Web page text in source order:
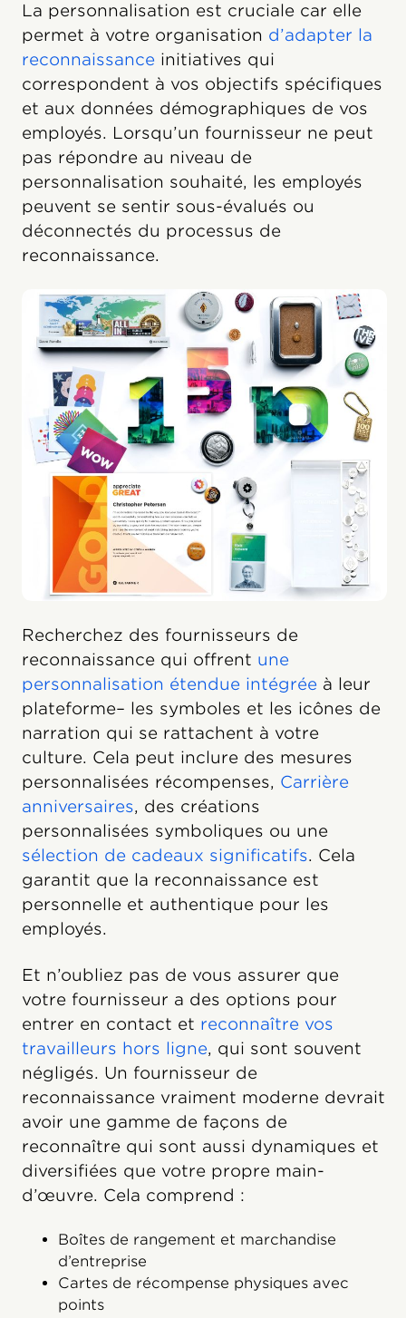
La personnalisation est cruciale car elle
permet à votre organisation d’adapter la
reconnaissance initiatives qui
correspondent à vos objectifs spécifiques
et aux données démographiques de vos
employés. Lorsqu’un fournisseur ne peut
pas répondre au niveau de
personnalisation souhaité, les employés
peuvent se sentir sous-évalués ou
déconnectés du processus de
reconnaissance.
Recherchez des fournisseurs de
reconnaissance qui offrent une
personnalisation étendue intégrée à leur
plateforme– les symboles et les icônes de
narration qui se rattachent à votre
culture. Cela peut inclure des mesures
personnalisées récompenses, Carrière
anniversaires, des créations
personnalisées symboliques ou une
sélection de cadeaux significatifs. Cela
garantit que la reconnaissance est
personnelle et authentique pour les
employés.
Et n’oubliez pas de vous assurer que
votre fournisseur a des options pour
entrer en contact et reconnaître vos
travailleurs hors ligne, qui sont souvent
négligés. Un fournisseur de
reconnaissance vraiment moderne devrait
avoir une gamme de façons de
reconnaître qui sont aussi dynamiques et
diversifiées que votre propre main-
d’œuvre. Cela comprend :
Boîtes de rangement et marchandise
d’entreprise
Cartes de récompense physiques avec
points